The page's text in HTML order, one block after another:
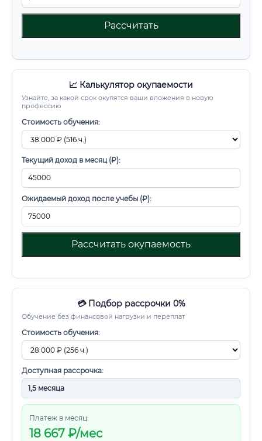
Рассчитать
📈 Калькулятор окупаемости
Узнайте, за какой срок окупятся ваши вложения в новую
профессию
Стоимость обучения:
Текущий доход в месяц (₽):
Ожидаемый доход после учебы (₽):
Рассчитать окупаемость
💳 Подбор рассрочки 0%
Обучение без финансовой нагрузки и переплат
Стоимость обучения:
Доступная рассрочка:
Платеж в месяц:
18 667 ₽/мес